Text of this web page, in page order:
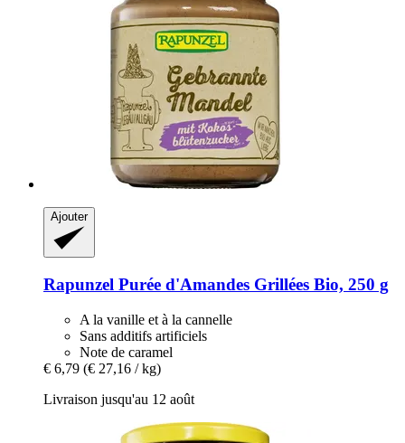
Ajouter
Rapunzel Purée d'Amandes Grillées Bio, 250 g
A la vanille et à la cannelle
Sans additifs artificiels
Note de caramel
€ 6,79 (€ 27,16 / kg)
Livraison jusqu'au 12 août